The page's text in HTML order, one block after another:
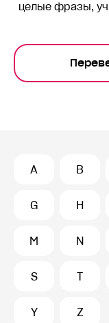
целые фразы,
A B
G H
M N
S T
Y Z